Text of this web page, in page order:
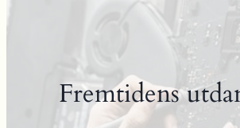
Fremtidens